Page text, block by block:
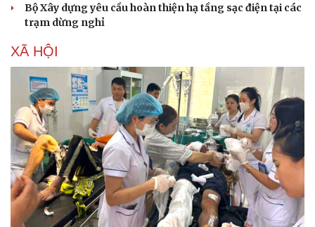
Bộ Xây dựng yêu cầu hoàn thiện hạ tầng sạc điện tại các
trạm dừng nghỉ
XÃ HỘI